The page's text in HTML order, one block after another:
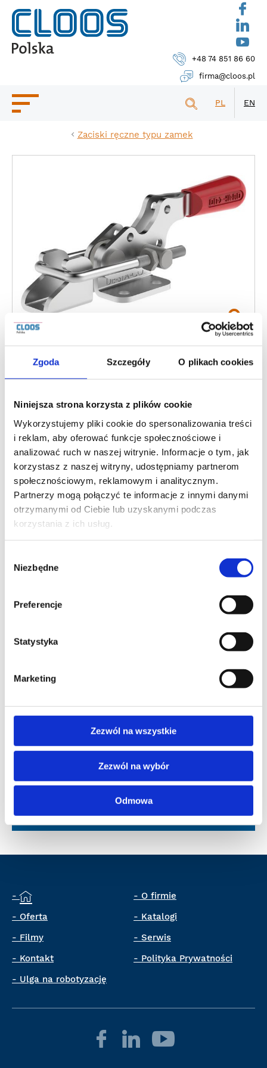
Zgoda Szczegóły O plikach cookies
Niniejsza strona korzysta z plików cookie
Wykorzystujemy pliki cookie do spersonalizowania treści
i reklam, aby oferować funkcje społecznościowe i
analizować ruch w naszej witrynie. Informacje o tym, jak
korzystasz z naszej witryny, udostępniamy partnerom
społecznościowym, reklamowym i analitycznym.
Partnerzy mogą połączyć te informacje z innymi danymi
otrzymanymi od Ciebie lub uzyskanymi podczas
korzystania z ich usług.
zgody
Niezbędne
Preferencje
Statystyka
Marketing
Zezwól na wszystkie
Zezwól na wybór
Odmowa
+48 74 851 86 60
firma@cloos.pl
PL EN
O FIRMIE
AKTUALNOŚCI
Zaciski ręczne typu zamek
Zaciski typu zamek serii
323, 331 i 341
Zaciski ręczne DESTACO tyou zamek z serii 323, 331 i 341
są wyposażone w płytkę zatrzaskową oraz opatentowaną
dźwignię sterującą do obsługi jedną ręką. Zaciski te w
stylu U-Hook dostarczane są z gwintowanymi haczykami
U, co umożliwia łatwą regulację. Dostępne są wersje z
montaż oraz zamykanie drzwi, pokryw czy osłon.
Oferty, sprzedaż, dostępność
74 851 86 76
O firmie
Oferta
Katalogi
Filmy
Serwis
Kontakt
Polityka Prywatności
Ulga na robotyzację